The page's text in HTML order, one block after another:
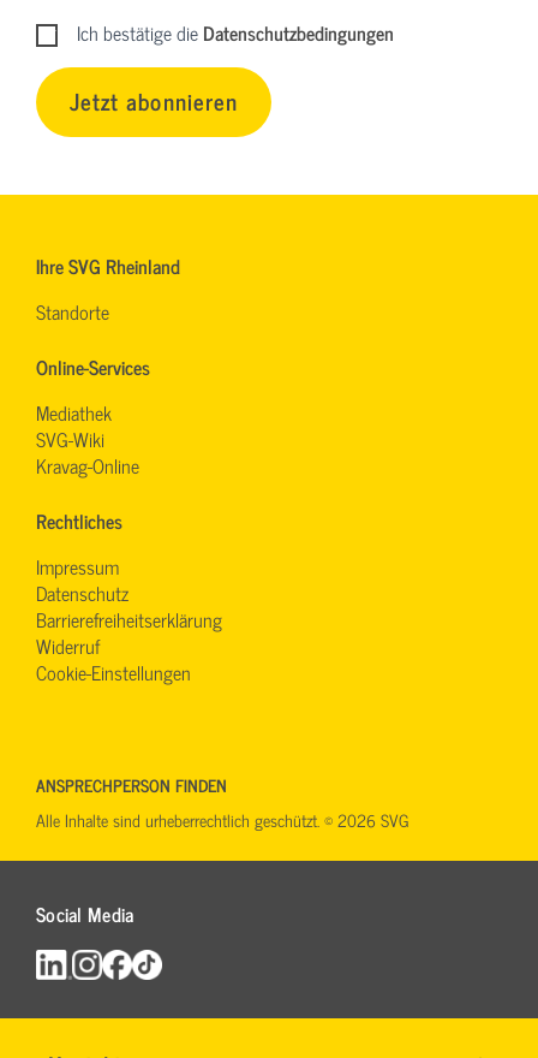
Ich bestätige dieDatenschutzbedingungen
Jetzt abonnieren
Ihre SVG Rheinland
Standorte
Online-Services
Mediathek
SVG-Wiki
Kravag-Online
Rechtliches
Impressum
Datenschutz
Barrierefreiheitserklärung
Widerruf
Cookie-Einstellungen
Social Media
ANSPRECHPERSON FINDEN
Alle Inhalte sind urheberrechtlich geschützt. © 2026 SVG